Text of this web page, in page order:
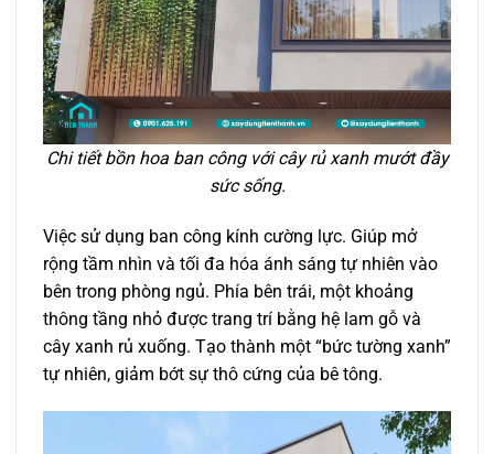
Chi tiết bồn hoa ban công với cây rủ xanh mướt đầy
sức sống.
Việc sử dụng ban công kính cường lực. Giúp mở
rộng tầm nhìn và tối đa hóa ánh sáng tự nhiên vào
bên trong phòng ngủ. Phía bên trái, một khoảng
thông tầng nhỏ được trang trí bằng hệ lam gỗ và
cây xanh rủ xuống. Tạo thành một “bức tường xanh”
tự nhiên, giảm bớt sự thô cứng của bê tông.